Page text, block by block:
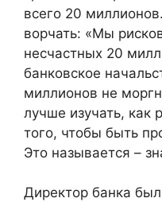
всего 20
ворчать: «Мы
несчастных 20
банковское
миллионов не
лучше изучать, как
того, чтобы быть
Это называется –
Директор банка